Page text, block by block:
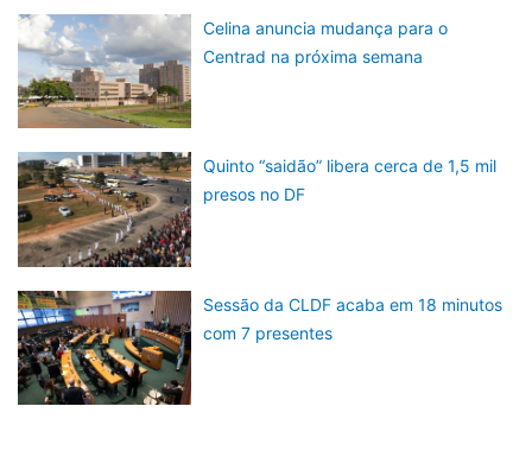
Celina anuncia mudança para o
Centrad na próxima semana
Quinto “saidão” libera cerca de 1,5 mil
presos no DF
Sessão da CLDF acaba em 18 minutos
com 7 presentes